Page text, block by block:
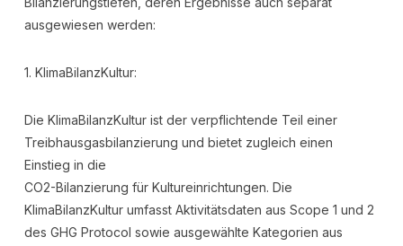
ausgewiesen werden:
1. KlimaBilanzKultur:
Die KlimaBilanzKultur ist der verpflichtende Teil einer
Treibhausgasbilanzierung und bietet zugleich einen
Einstieg in die
CO2-Bilanzierung für Kultureinrichtungen. Die
KlimaBilanzKultur umfasst Aktivitätsdaten aus Scope 1 und 2
des GHG Protocol sowie ausgewählte Kategorien aus